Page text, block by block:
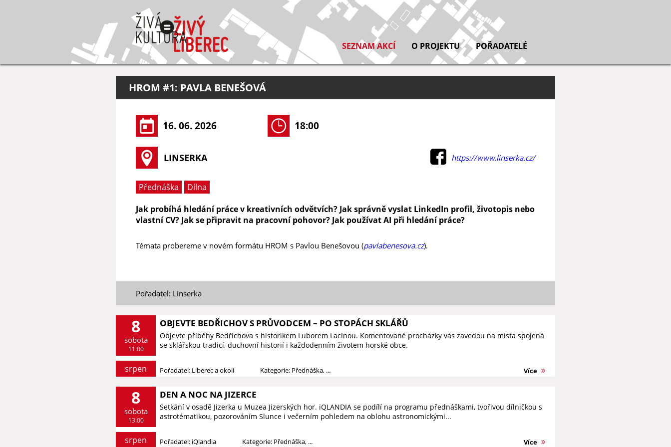
SEZNAM AKCÍ O PROJEKTU POŘADATELÉ
HROM #1: PAVLA BENEŠOVÁ
16. 06. 2026 18:00
LINSERKA https://www.linserka.cz/
Přednáška
Dílna
Jak probíhá hledání práce v kreativních odvětvích? Jak správně vyslat LinkedIn profil, životopis nebo
vlastní CV? Jak se připravit na pracovní pohovor? Jak používat AI při hledání práce?
Témata probereme v novém formátu HROM s Pavlou Benešovou (pavlabenesova.cz).
Pořadatel: Linserka
8
sobota
11:00
srpen
OBJEVTE BEDŘICHOV S PRŮVODCEM – PO STOPÁCH SKLÁŘŮ
Objevte příběhy Bedřichova s historikem Luborem Lacinou. Komentované procházky vás zavedou na místa spojená
se sklářskou tradicí, duchovní historií i každodenním životem horské obce.
Pořadatel: Liberec a okolí Kategorie: Přednáška, ... Více
8
sobota
13:00
srpen
DEN A NOC NA JIZERCE
Setkání v osadě Jizerka u Muzea Jizerských hor. iQLANDIA se podílí na programu přednáškami, tvořivou dílničkou s
astrotématikou, pozorováním Slunce i večerním pohledem na oblohu astronomickými...
Pořadatel: iQlandia Kategorie: Přednáška, ... Více